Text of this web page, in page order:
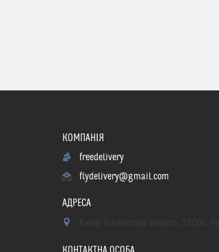
freedelivery
flydelivery@gmail.com